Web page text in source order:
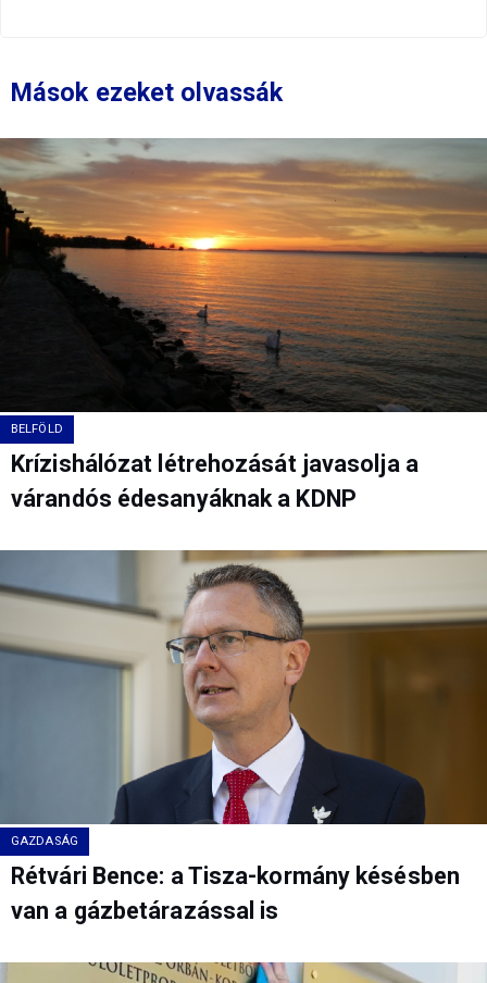
Mások ezeket olvassák
BELFÖLD
Krízishálózat létrehozását javasolja a
várandós édesanyáknak a KDNP
GAZDASÁG
Rétvári Bence: a Tisza-kormány késésben
van a gázbetárazással is